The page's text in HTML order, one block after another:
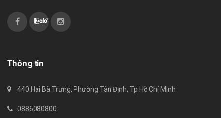
Thông tin
440 Hai Bà Trưng, Phường Tân Định, Tp Hồ Chí Minh
0886080800